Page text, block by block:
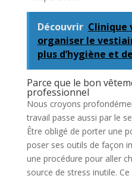
Découvrir Clinique
organiser le
plus d’hygiène et
Parce que le bon
professionnel
Nous croyons
travail passe aussi par le
Être obligé de porter une
poser ses outils de façon
une procédure pour aller
source de stress inutile.